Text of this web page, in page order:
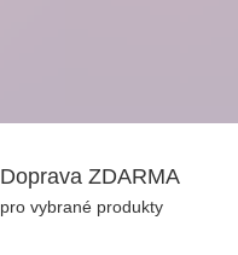
Doprava ZDARMA
pro vybrané produkty